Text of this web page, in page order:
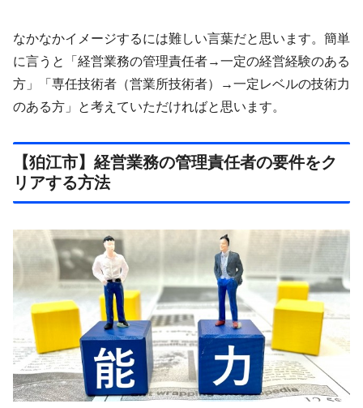
なかなかイメージするには難しい言葉だと思います。簡単
に言うと「経営業務の管理責任者→一定の経営経験のある
方」「専任技術者（営業所技術者）→一定レベルの技術力
のある方」と考えていただければと思います。
【狛江市】経営業務の管理責任者の要件をク
リアする方法